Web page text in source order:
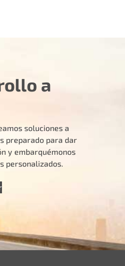
a
soluciones a
preparado para dar
y embarquémonos
personalizados.